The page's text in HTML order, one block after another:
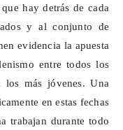
hay detrás de cada
y al conjunto de
evidencia la apuesta
entre todos los
los más jóvenes. Una
en estas fechas
trabajan durante todo